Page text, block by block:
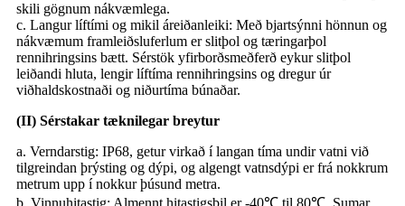
skili gögnum nákvæmlega.
c. Langur líftími og mikil áreiðanleiki: Með bjartsýnni hönnun og
nákvæmum framleiðsluferlum er slitþol og tæringarþol
rennihringsins bætt. Sérstök yfirborðsmeðferð eykur slitþol
leiðandi hluta, lengir líftíma rennihringsins og dregur úr
viðhaldskostnaði og niðurtíma búnaðar.
(II) Sérstakar tæknilegar breytur
a. Verndarstig: IP68, getur virkað í langan tíma undir vatni við
tilgreindan þrýsting og dýpi, og algengt vatnsdýpi er frá nokkrum
metrum upp í nokkur þúsund metra.
b. Vinnuhitastig: Almennt hitastigsbil er -40℃ til 80℃. Sumar